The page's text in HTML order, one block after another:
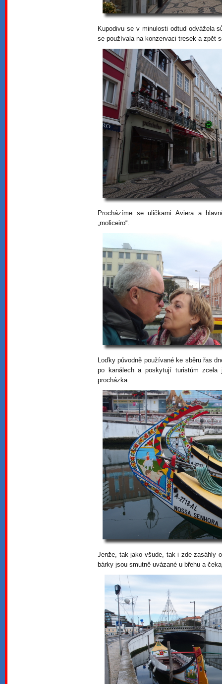
Kupodivu se v minulosti odtud odvážela
se používala na konzervaci tresek a zpět
Procházíme se uličkami Aviera a
„moliceiro“.
Loďky původně používané ke sběru řas
po kanálech a poskytují turistům
procházka.
Jenže, tak jako všude, tak i zde zasáhly
bárky jsou smutně uvázané u břehu a